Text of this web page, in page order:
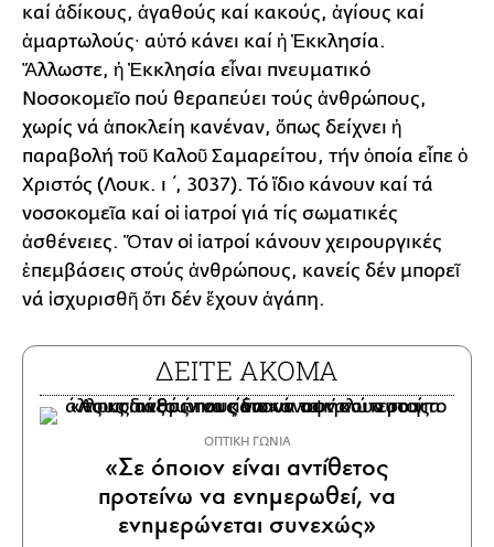
καί ἀδίκους, ἀγαθούς καί κακούς, ἁγίους καί
ἁμαρτωλούς∙ αὐτό κάνει καί ἡ Ἐκκλησία.
Ἄλλωστε, ἡ Ἐκκλησία εἶναι πνευματικό
Νοσοκομεῖο πού θεραπεύει τούς ἀνθρώπους,
χωρίς νά ἀποκλείη κανέναν, ὅπως δείχνει ἡ
παραβολή τοῦ Καλοῦ Σαμαρείτου, τήν ὁποία εἶπε ὁ
Χριστός (Λουκ. ι΄, 3037). Τό ἴδιο κάνουν καί τά
νοσοκομεῖα καί οἱ ἰατροί γιά τίς σωματικές
ἀσθένειες. Ὅταν οἱ ἰατροί κάνουν χειρουργικές
ἐπεμβάσεις στούς ἀνθρώπους, κανείς δέν μπορεῖ
νά ἰσχυρισθῆ ὅτι δέν ἔχουν ἀγάπη.
ΔΕΙΤΕ ΑΚΟΜΑ
ΟΠΤΙΚΗ ΓΩΝΙΑ
«Σε όποιον είναι αντίθετος
προτείνω να ενημερωθεί, να
ενημερώνεται συνεχώς»